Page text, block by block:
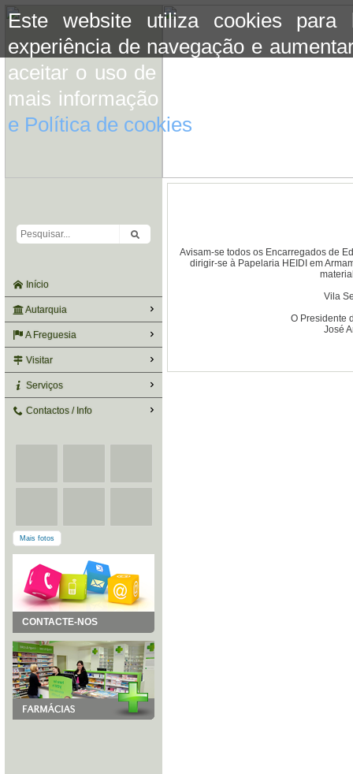
Este website utiliza cookies para
experiência de navegação e
aceitar o uso de cookies basta
mais informação consulte a
e Política de cookies
Início
Autarquia
A Freguesia
Visitar
Serviços
Contactos / Info
Mais fotos
CONTACTE-NOS
Avisam-se todos os Encarregados de
dirigir-se à Papelaria HEIDI em
Vila
O Presidente
José